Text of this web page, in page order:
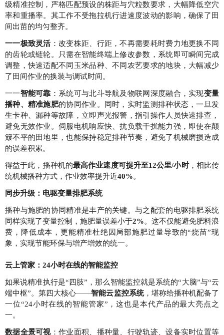
级精准控制，严格匹配预设的株距与穴粒数要求，大幅降低空穴
率和重播率。其工作不受拖拉机行进速度波动的影响，确保了田
间出苗的均匀整齐。
一一极致灵活：改变株距、行距，不再需要耗时费力地更换不同
的齿轮或链轮。只需在智能终端上修改参数，系统即可瞬间完成
调整，快速适配不同玉米品种、不同农艺要求的地块，大幅减少
了田间作业的换装与调试时间。
一一智能可靠 ：系统可与北斗导航及物联网深度融合，实现变量
播种、精准施肥的协同作业。同时，实时监测排种状态，一旦发
生卡种、漏种等故障，立即声光报警，指引操作人员快速排查，
避免无效作业。伺服电机响应快、抗负载干扰能力强，即使在颠
簸不平的田地里，也能保持稳定排种节奏，避免了机械磨损造成
的误差积累。
得益于此，播种机的最高作业速度可提升至12公里/小时，相比传
统机械播种方式，作业效率提升近40%。
同步升级：电驱变量排肥系统
播种与施肥的协同精准是丰产的关键。与之配套的电驱排肥系统
同样实现了变量控制，施肥量误差小于2%。这不仅能避免肥料浪
费，降低成本，更能精准杜绝因局部施肥过量导致的“烧苗”现
象，实现节能环保与增产增效的统一。
云上管家：24小时在线的智能监控
如果说精准执行是“四肢”，那么智能监控就是系统的“大脑”与“云
端中枢”。第四大核心——智能云监控系统，堪称给播种机配备了
一位“24小时在线的智能管家”，这也是本代产品的最大亮点之
一。
数据全景可视：作业面积、播种量、行驶轨迹、设备实时位置等